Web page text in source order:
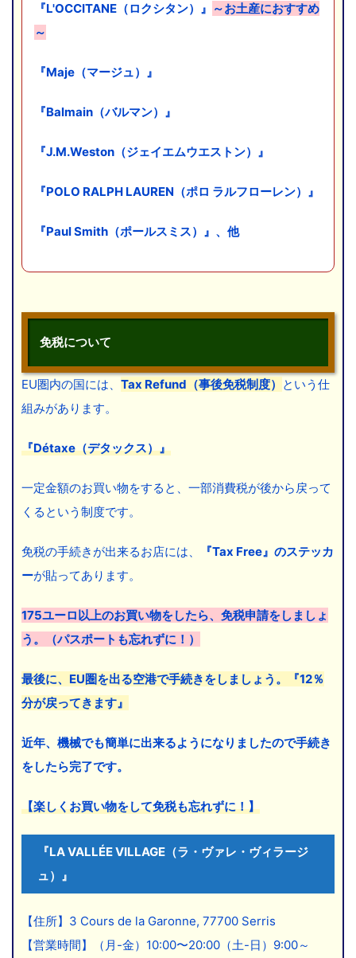
『L'OCCITANE（ロクシタン）』 ～お土産におすすめ
～
『Maje（マージュ）』
『Balmain（バルマン）』
『J.M.Weston（ジェイエムウエストン）』
『POLO RALPH LAUREN（ポロ ラルフローレン）』
『Paul Smith（ポールスミス）』、他
免税について
EU圏内の国には、 Tax Refund（事後免税制度） という仕
組みがあります。
『Détaxe（デタックス）』
一定金額のお買い物をすると、一部消費税が後から戻って
くるという制度です。
免税の手続きが出来るお店には、
『Tax Free』のステッカ
ーが貼ってあります。
175ユーロ以上のお買い物をしたら、免税申請をしましょ
う。（パスポートも忘れずに！）
最後に、EU圏を出る空港で手続きをしましょう。『12％
分が戻ってきます』
近年、機械でも簡単に出来るようになりましたので手続き
をしたら完了です。
【楽しくお買い物をして免税も忘れずに！】
『LA VALLÉE VILLAGE（ラ・ヴァレ・ヴィラージ
ュ）』
【住所】3 Cours de la Garonne, 77700 Serris
【営業時間】（月-金）10:00〜20:00（土-日）9:00～